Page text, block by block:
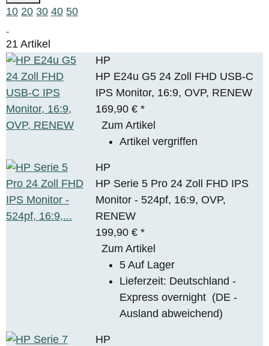
10 20 30 40 50
21 Artikel
HP
HP E24u G5 24 Zoll FHD USB-C
IPS Monitor, 16:9, OVP, RENEW
169,90 €*
Zum Artikel
Artikel vergriffen
HP
HP Serie 5 Pro 24 Zoll FHD IPS
Monitor - 524pf, 16:9, OVP,
RENEW
199,90 €*
Zum Artikel
5 Auf Lager
Lieferzeit: Deutschland -
Express overnight (DE -
Ausland abweichend)
HP